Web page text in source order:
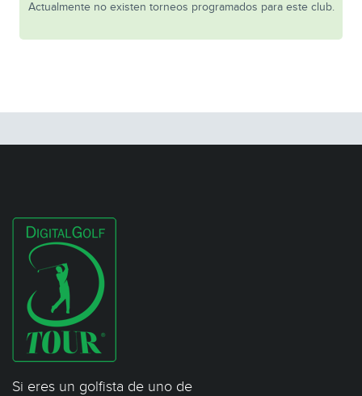
Actualmente no existen torneos programados para este club.
Si eres un golfista de uno de